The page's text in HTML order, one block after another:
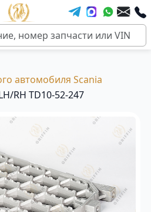
автомобиля Scania
RH TD10-52-247